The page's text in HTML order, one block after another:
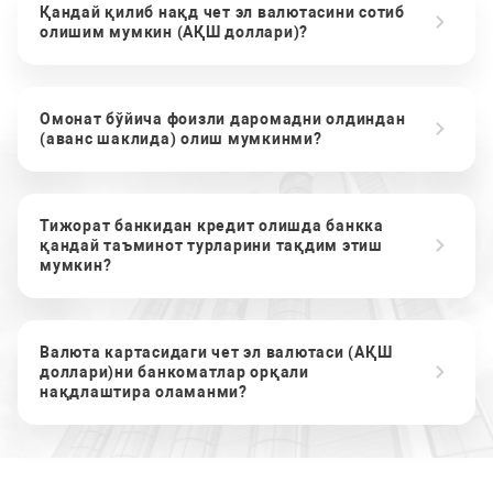
Қандай қилиб нақд чет эл валютасини сотиб
олишим мумкин (АҚШ доллари)?
Омонат бўйича фоизли даромадни олдиндан
(аванс шаклида) олиш мумкинми?
Тижорат банкидан кредит олишда банкка
қандай таъминот турларини тақдим этиш
мумкин?
Валюта картасидаги чет эл валютаси (АҚШ
доллари)ни банкоматлар орқали
нақдлаштира оламанми?